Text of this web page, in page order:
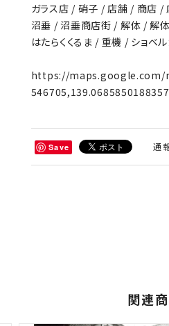
ガラス店 / 硝子 / 店舗 / 商店
沼垂 / 沼垂商店街 / 解体 / 解
はたらくくるま / 重機 / ショベ
https://maps.google.com/
546705,139.0685850188357
Save 通
関連